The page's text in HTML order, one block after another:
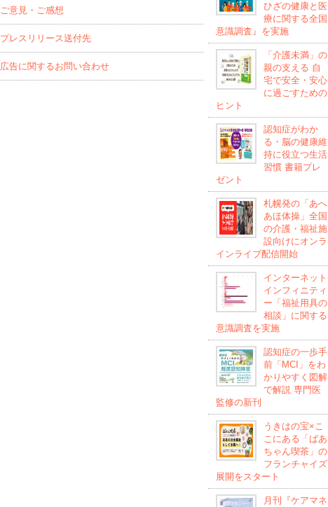
ご意見・ご感想
プレスリリース送付先
広告に関するお問い合わせ
ひざの健康と医
療に関する全国
意識調査』を実施
「介護未満」の
親の支える 自
宅で安全・安心
に過ごすための
ヒント
認知症がわか
る・脳の健康維
持に役立つ生活
習慣 書籍プレ
ゼント
札幌発の「あへ
あほ体操」全国
の介護・福祉施
設向けにオンラ
インライブ配信開始
インターネット
インフィニティ
ー「福祉用具の
相談」に関する
意識調査を実施
認知症の一歩手
前「MCI」をわ
かりやすく図解
で解説 専門医
監修の新刊
うきはの宝×こ
こにある「ばあ
ちゃん喫茶」の
フランチャイズ
展開をスタート
月刊『ケアマネ